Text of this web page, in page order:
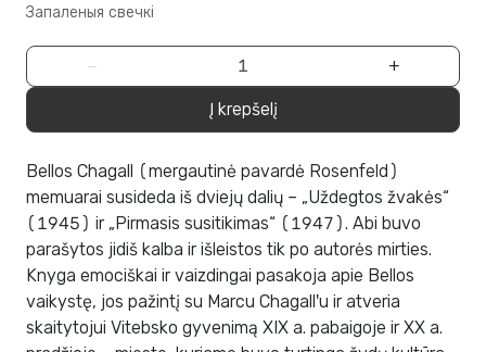
Запаленыя свечкі
− +
Į krepšelį
Bellos Chagall (mergautinė pavardė Rosenfeld)
memuarai susideda iš dviejų dalių – „Uždegtos žvakės“
(1945) ir „Pirmasis susitikimas“ (1947). Abi buvo
parašytos jidiš kalba ir išleistos tik po autorės mirties.
Knyga emociškai ir vaizdingai pasakoja apie Bellos
vaikystę, jos pažintį su Marcu Chagall'u ir atveria
skaitytojui Vitebsko gyvenimą XIX a. pabaigoje ir XX a.